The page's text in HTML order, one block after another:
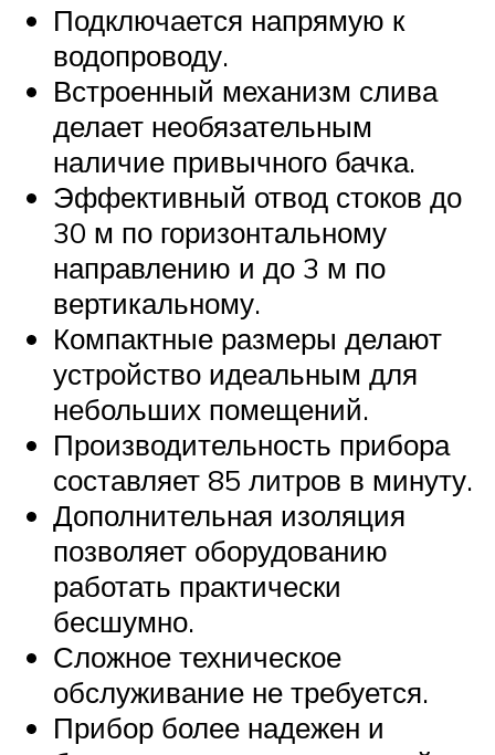
Подключается напрямую к
водопроводу.
Встроенный механизм слива
делает необязательным
наличие привычного бачка.
Эффективный отвод стоков до
30 м по горизонтальному
направлению и до 3 м по
вертикальному.
Компактные размеры делают
устройство идеальным для
небольших помещений.
Производительность прибора
составляет 85 литров в минуту.
Дополнительная изоляция
позволяет оборудованию
работать практически
бесшумно.
Сложное техническое
обслуживание не требуется.
Прибор более надежен и